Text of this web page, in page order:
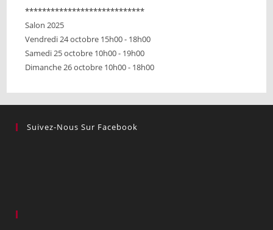
****************************
Salon 2025
Vendredi 24 octobre 15h00 - 18h00
Samedi 25 octobre 10h00 - 19h00
Dimanche 26 octobre 10h00 - 18h00
Suivez-Nous Sur Facebook